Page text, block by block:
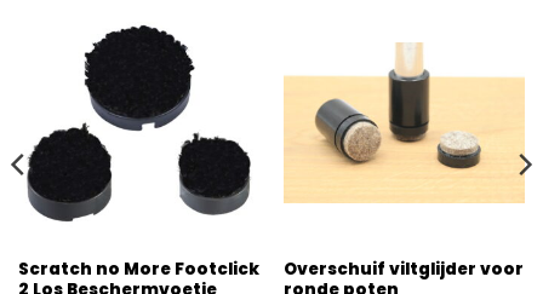
Scratch no More Footclick
2 Los Beschermvoetje
Overschuif viltglijder voor
ronde poten